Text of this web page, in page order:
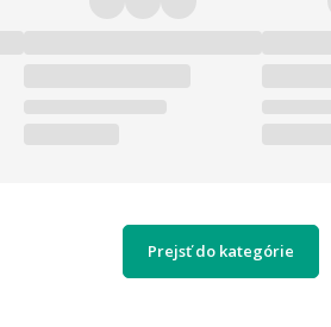
Prejsť do kategórie